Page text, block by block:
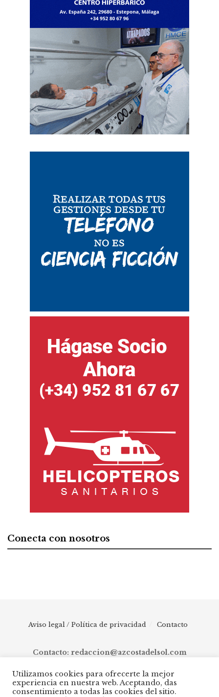
Conecta con nosotros
Aviso legal / Política de privacidad Contacto
Contacto: redaccion@azcostadelsol.com
© 2025 AZ Costa del Sol - Diario digital de Málaga capital hasta
Manilva, pasando por Torremolinos, Benalmádena, Fuengirola,
Utilizamos cookies para ofrecerte la mejor
experiencia en nuestra web. Aceptando, das
consentimiento a todas las cookies del sitio.